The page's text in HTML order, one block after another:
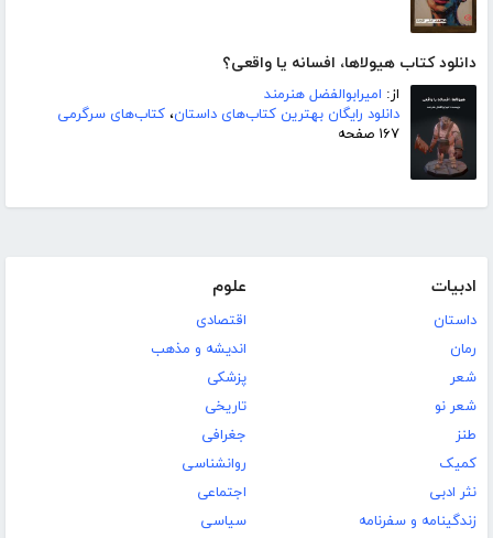
دانلود کتاب هیولاها، افسانه یا واقعی؟
از: امیرابوالفضل هنرمند
دانلود رایگان بهترین کتاب‌های داستان، کتاب‌های سرگرمی
۱۶۷ صفحه
ادبیات
داستان
رمان
شعر
شعر نو
طنز
کمیک
نثر ادبی
زندگینامه و سفرنامه
علوم
اقتصادی
اندیشه و مذهب
پزشکی
تاریخی
جغرافی
روانشناسی
اجتماعی
سیاسی